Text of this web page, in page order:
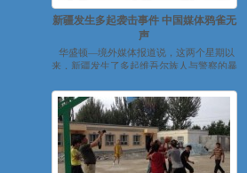
新疆发生多起袭击事件 中国媒体鸦雀无
声
华盛顿—境外媒体报道说，这两个星期以
来，新疆发生了多起维吾尔族人与警察的暴